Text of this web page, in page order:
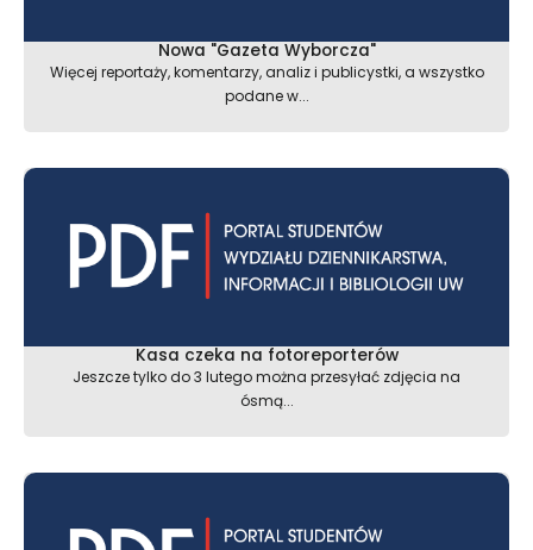
Nowa "Gazeta Wyborcza"
Więcej reportaży, komentarzy, analiz i publicystki, a wszystko
podane w...
Kasa czeka na fotoreporterów
Jeszcze tylko do 3 lutego można przesyłać zdjęcia na
ósmą...